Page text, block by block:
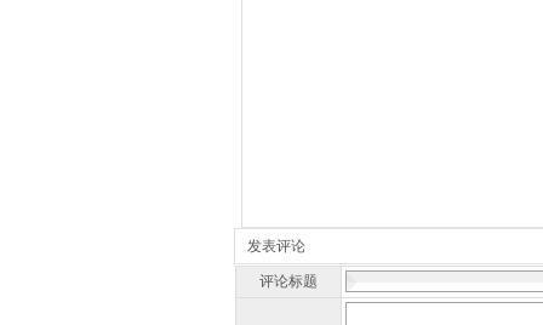
发表评论
评论标题